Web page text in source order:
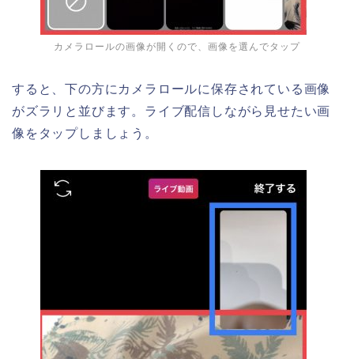
カメラロールの画像が開くので、画像を選んでタップ
すると、下の方にカメラロールに保存されている画像
がズラリと並びます。ライブ配信しながら見せたい画
像をタップしましょう。